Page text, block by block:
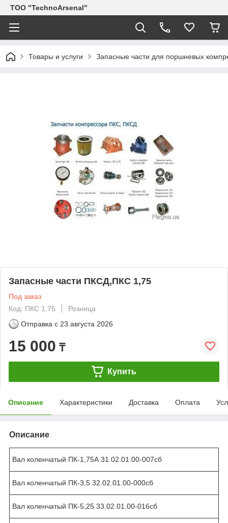
ТОО "TechnoArsenal"
Товары и услуги Запасные части для поршневых
Запасные части ПКСД,ПКС 1,75
Под заказ
Код: ПКС 1,75
Розница
Отправка с 23 августа 2026
15 000 ₸
Купить
Описание Характеристики Доставка Оплата
Описание
Вал коленчатый ПК-1,75А 31.02.01.00-007сб
Вал коленчатый ПК-3,5 32.02.01.00-000сб
Вал коленчатый ПК-5,25 33.02.01.00-016сб